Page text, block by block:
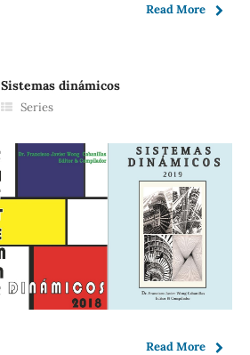
Read More
Sistemas dinámicos
Series
Read More